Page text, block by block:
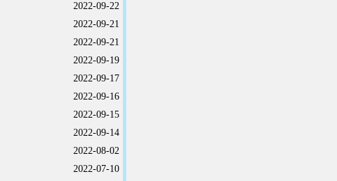
2022-09-22
2022-09-21
2022-09-21
2022-09-19
2022-09-17
2022-09-16
2022-09-15
2022-09-14
2022-08-02
2022-07-10